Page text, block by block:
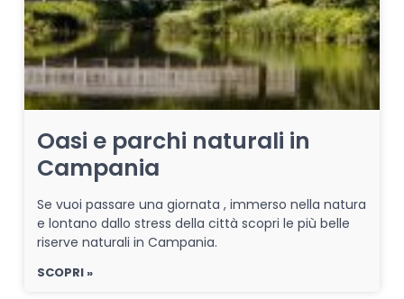
Oasi e parchi naturali in
Campania
Se vuoi passare una giornata , immerso nella natura
e lontano dallo stress della città scopri le più belle
riserve naturali in Campania.
SCOPRI »